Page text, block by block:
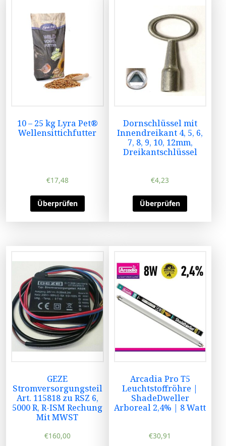
10 – 25 kg Lyra Pet®
Wellensittichfutter
€17,48
Überprüfen
Dornschlüssel mit
Innendreikant 4, 5, 6,
7, 8, 9, 10, 12mm,
Dreikantschlüssel
€4,23
Überprüfen
GEZE
Stromversorgungsteil
Art. 115818 zu RSZ 6,
5000 R, R-ISM Rechung
Mit MWST
€160,00
Arcadia Pro T5
Leuchtstoffröhre |
ShadeDweller
Arboreal 2,4% | 8 Watt
€30,91